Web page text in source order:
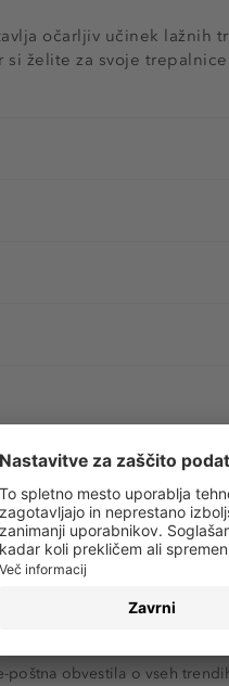
očarljiv učinek lažnih
si želite za svoje
poštna obvestila o vseh